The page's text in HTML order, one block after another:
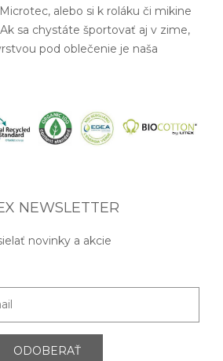
Microtec, alebo si k roláku či mikine
sa chystáte športovať aj v zime,
pod oblečenie je naša
NEWSLETTER
novinky a akcie
ODOBERAŤ